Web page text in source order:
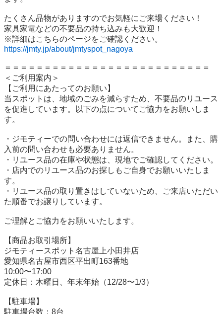
たくさん品物がありますのでお気軽にご来場ください！
家具家電などの不要品の持ち込みも大歓迎！
https://jmty.jp/about/jmtyspot_nagoya
＝＝＝＝＝＝＝＝＝＝＝＝＝＝＝＝＝＝＝＝＝＝＝＝＝＝
＜ご利用案内＞
【ご利用にあたってのお願い】
当スポットは、地域のごみを減らすため、不要品のリユース
を促進しています。以下の点についてご協力をお願いしま
す。
・ジモティーでの問い合わせには返信できません。また、購
入前の問い合わせも必要ありません。
・リユース品の在庫や状態は、現地でご確認してください。
・店内でのリユース品のお探しもご自身でお願いいたしま
す。
・リユース品の取り置きはしていないため、ご来店いただい
た順番でお譲りしています。
ご理解とご協力をお願いいたします。
【商品お取引場所】
ジモティースポット名古屋上小田井店
愛知県名古屋市西区平出町163番地
10:00〜17:00
定休日：木曜日、年末年始（12/28〜1/3）
【駐⾞場】
駐車場台数：8台